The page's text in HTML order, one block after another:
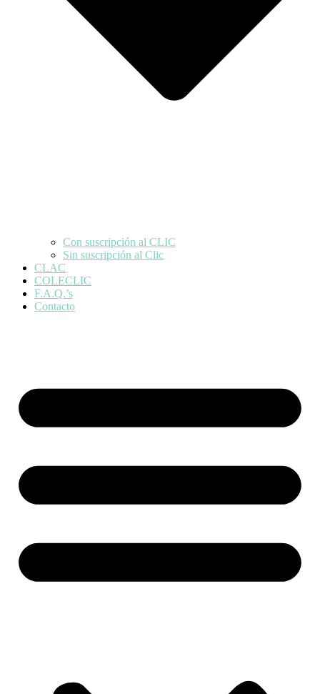
Con suscripción al CLIC
Sin suscripción al Clic
CLAC
COLECLIC
F.A.Q.’s
Contacto